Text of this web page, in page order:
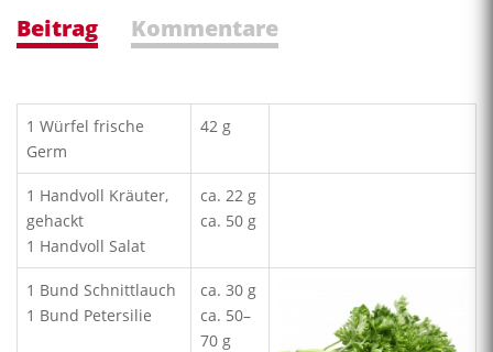
Beitrag Kommentare
1 Würfel frische
Germ
42 g
1 Handvoll Kräuter,
gehackt
1 Handvoll Salat
ca. 22 g
ca. 50 g
1 Bund Schnittlauch
1 Bund Petersilie
ca. 30 g
ca. 50–
70 g